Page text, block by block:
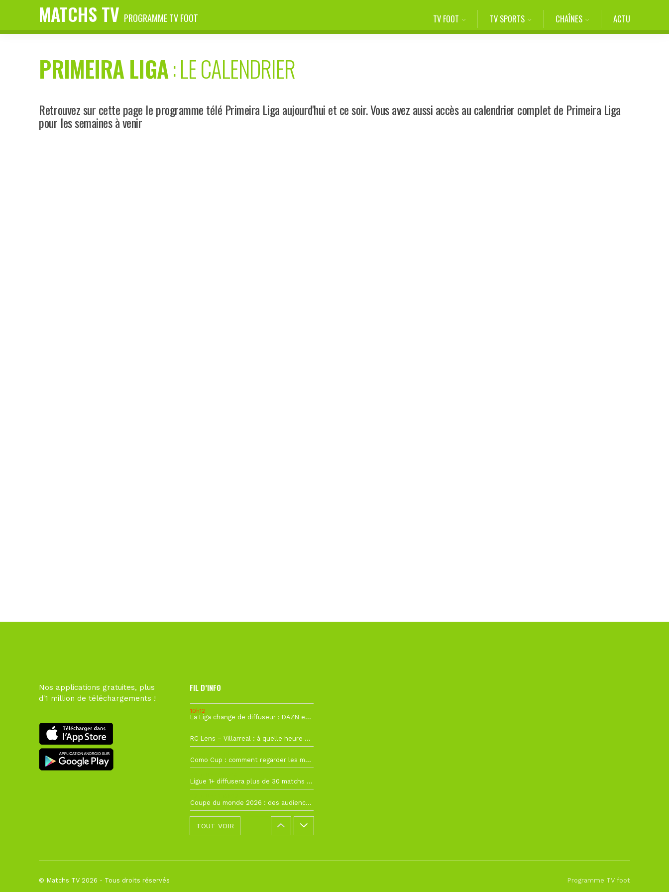
MATCHS TV PROGRAMME TV FOOT TV FOOT TV SPORTS CHAÎNES ACTU
PRIMEIRA LIGA: LE CALENDRIER
Retrouvez sur cette page le programme télé Primeira Liga aujourd'hui et ce soir. Vous avez aussi accès au calendrier complet de Primeira Liga
pour les semaines à venir
Nos applications gratuites, plus
d'1 million de téléchargements !
FIL D’INFO
10h12
La Liga change de diffuseur : DAZN et Disney+ remplacent beIN Sports !
RC Lens – Villarreal : à quelle heure et sur quelle chaîne voir la finale de la Como Cup ?
Como Cup : comment regarder les matchs du RC Lens en direct ?
Ligue 1+ diffusera plus de 30 matchs amicaux avant la reprise de la Ligue 1
Coupe du monde 2026 : des audiences record, mais M6 devrait perdre très gros !
TOUT VOIR
© Matchs TV 2026 - Tous droits réservés Programme TV foot